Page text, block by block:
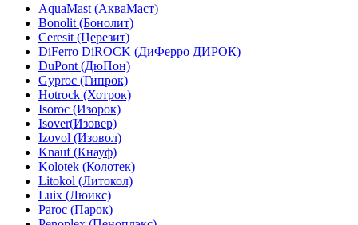
AquaMast (АкваМаст)
Bonolit (Бонолит)
Ceresit (Церезит)
DiFerro DiROCK (ДиФерро ДИРОК)
DuPont (ДюПон)
Gyproc (Гипрок)
Hotrock (Хотрок)
Isoroc (Изорок)
Isover(Изовер)
Izovol (Изовол)
Knauf (Кнауф)
Kolotek (Колотек)
Litokol (Литокол)
Luix (Люикс)
Paroc (Парок)